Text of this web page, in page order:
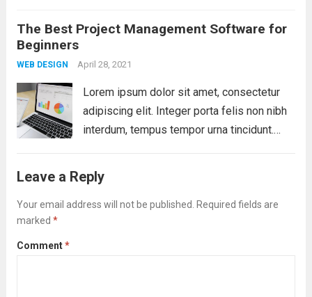
libero. Aliquam mattis diam at nunc
Vestibulum ante ipsum primis...
The Best Project Management Software for
Beginners
WEB DESIGN April 28, 2021
Lorem ipsum dolor sit amet, consectetur
adipiscing elit. Integer porta felis non nibh
interdum, tempus tempor urna tincidunt.
molestie, sit amet pulvinar dui tincidunt.
Vestibulum ante ipsum primis... Read more
Leave a Reply
Your email address will not be published.
Required fields are
marked *
Comment*